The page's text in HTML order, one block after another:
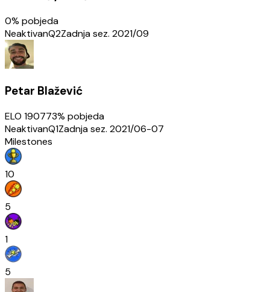
0% pobjeda
NeaktivanQ2Zadnja sez. 2021/09
Petar Blažević
ELO 190773% pobjeda
NeaktivanQ1Zadnja sez. 2021/06-07
Milestones
10
5
1
5